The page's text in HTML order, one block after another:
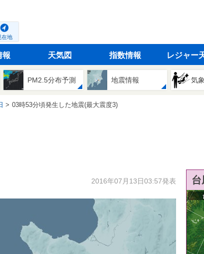
在地
報 天気図 指数情報 レジャー
PM2.5分布予測 地震情報 気
03時53分頃発生した地震(最大震度3)
2016年07月13日03:57発表